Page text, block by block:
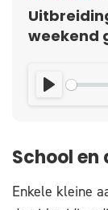
weekend
PLAY
School en
Enkele kleine